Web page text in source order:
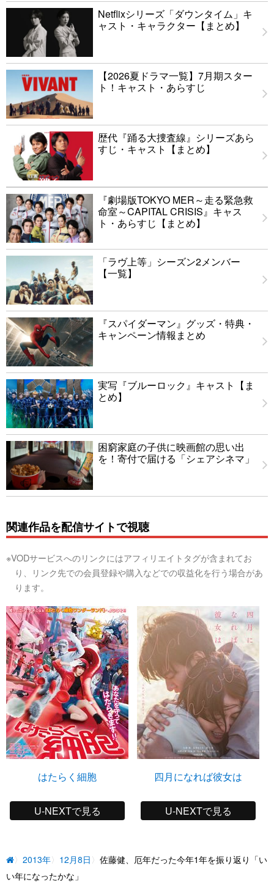
Netflixシリーズ「ダウンタイム」キ
ャスト・キャラクター【まとめ】
【2026夏ドラマ一覧】7月期スター
ト！キャスト・あらすじ
歴代『踊る大捜査線』シリーズあら
すじ・キャスト【まとめ】
『劇場版TOKYO MER～走る緊急救
命室～CAPITAL CRISIS』キャス
ト・あらすじ【まとめ】
「ラヴ上等」シーズン2メンバー
【一覧】
『スパイダーマン』グッズ・特典・
キャンペーン情報まとめ
実写『ブルーロック』キャスト【ま
とめ】
困窮家庭の子供に映画館の思い出
を！寄付で届ける「シェアシネマ」
関連作品を配信サイトで視聴
※VODサービスへのリンクにはアフィリエイトタグが含まれてお
り、リンク先での会員登録や購入などでの収益化を行う場合があ
ります。
はたらく細胞
U-NEXTで見る
四月になれば彼女は
U-NEXTで見る
2013年 12月8日
佐藤健、厄年だった今年1年を振り返り「い
い年になったかな」